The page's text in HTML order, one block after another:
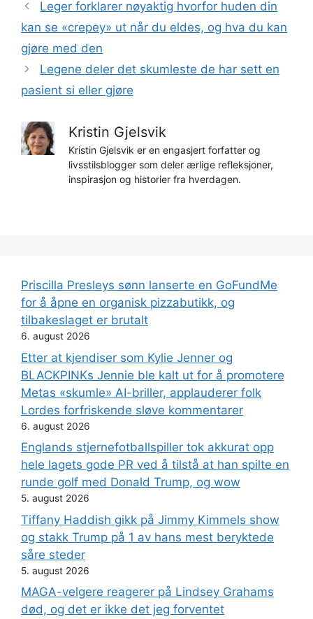
Leger forklarer nøyaktig hvorfor huden din
kan se «crepey» ut når du eldes, og hva du kan
gjøre med den
Legene deler det skumleste de har sett en
pasient si eller gjøre
Kristin Gjelsvik
Kristin Gjelsvik er en engasjert forfatter og
livsstilsblogger som deler ærlige refleksjoner,
inspirasjon og historier fra hverdagen.
Priscilla Presleys sønn lanserte en GoFundMe
for å åpne en organisk pizzabutikk, og
tilbakeslaget er brutalt
6. august 2026
Etter at kjendiser som Kylie Jenner og
BLACKPINKs Jennie ble kalt ut for å promotere
Metas «skumle» AI-briller, applauderer folk
Lordes forfriskende sløve kommentarer
6. august 2026
Englands stjernefotballspiller tok akkurat opp
hele lagets gode PR ved å tilstå at han spilte en
runde golf med Donald Trump, og wow
5. august 2026
Tiffany Haddish gikk på Jimmy Kimmels show
og stakk Trump på 1 av hans mest beryktede
såre steder
5. august 2026
MAGA-velgere reagerer på Lindsey Grahams
død, og det er ikke det jeg forventet